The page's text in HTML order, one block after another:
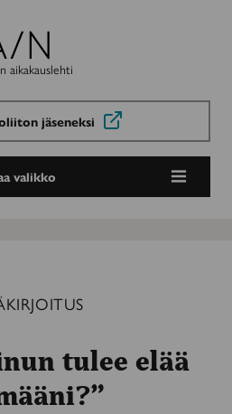
aikakauslehti
jäseneksi
valikko
tulee elää